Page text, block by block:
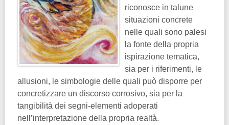
riconosce in talune
situazioni concrete
nelle quali sono palesi
la fonte della propria
ispirazione tematica,
sia per i riferimenti, le
allusioni, le simbologie delle quali può disporre per
concretizzare un discorso corrosivo, sia per la
tangibilità dei segni-elementi adoperati
nell’interpretazione della propria realtà.